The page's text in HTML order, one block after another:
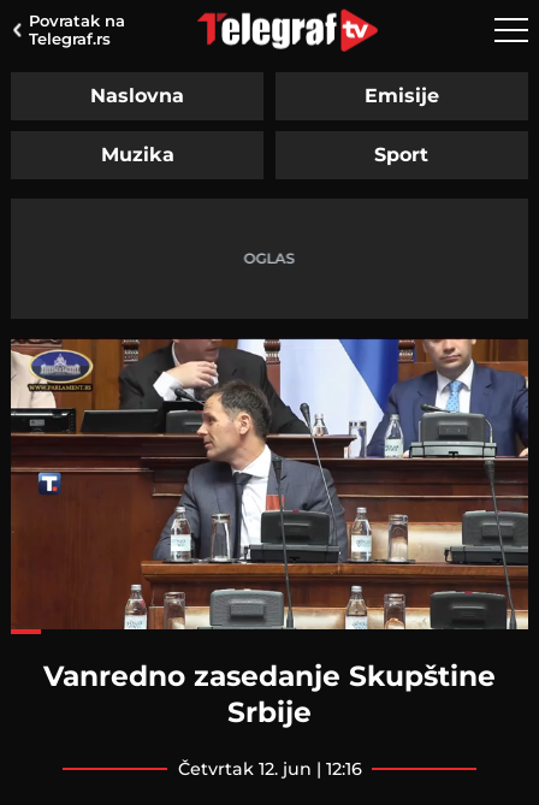
Povratak na
Telegraf.rs
Naslovna Emisije
Muzika Sport
Vanredno zasedanje Skupštine
Srbije
četvrtak 12. jun | 12:16